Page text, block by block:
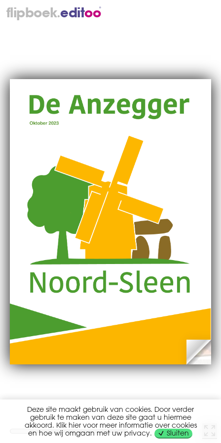
flipboek.editoo®
Deze site maakt gebruik van cookies. Door verder
gebruik te maken van deze site gaat u hiermee
akkoord. Klik hier voor meer informatie over cookies
en hoe wij omgaan met uw privacy.
Sluiten